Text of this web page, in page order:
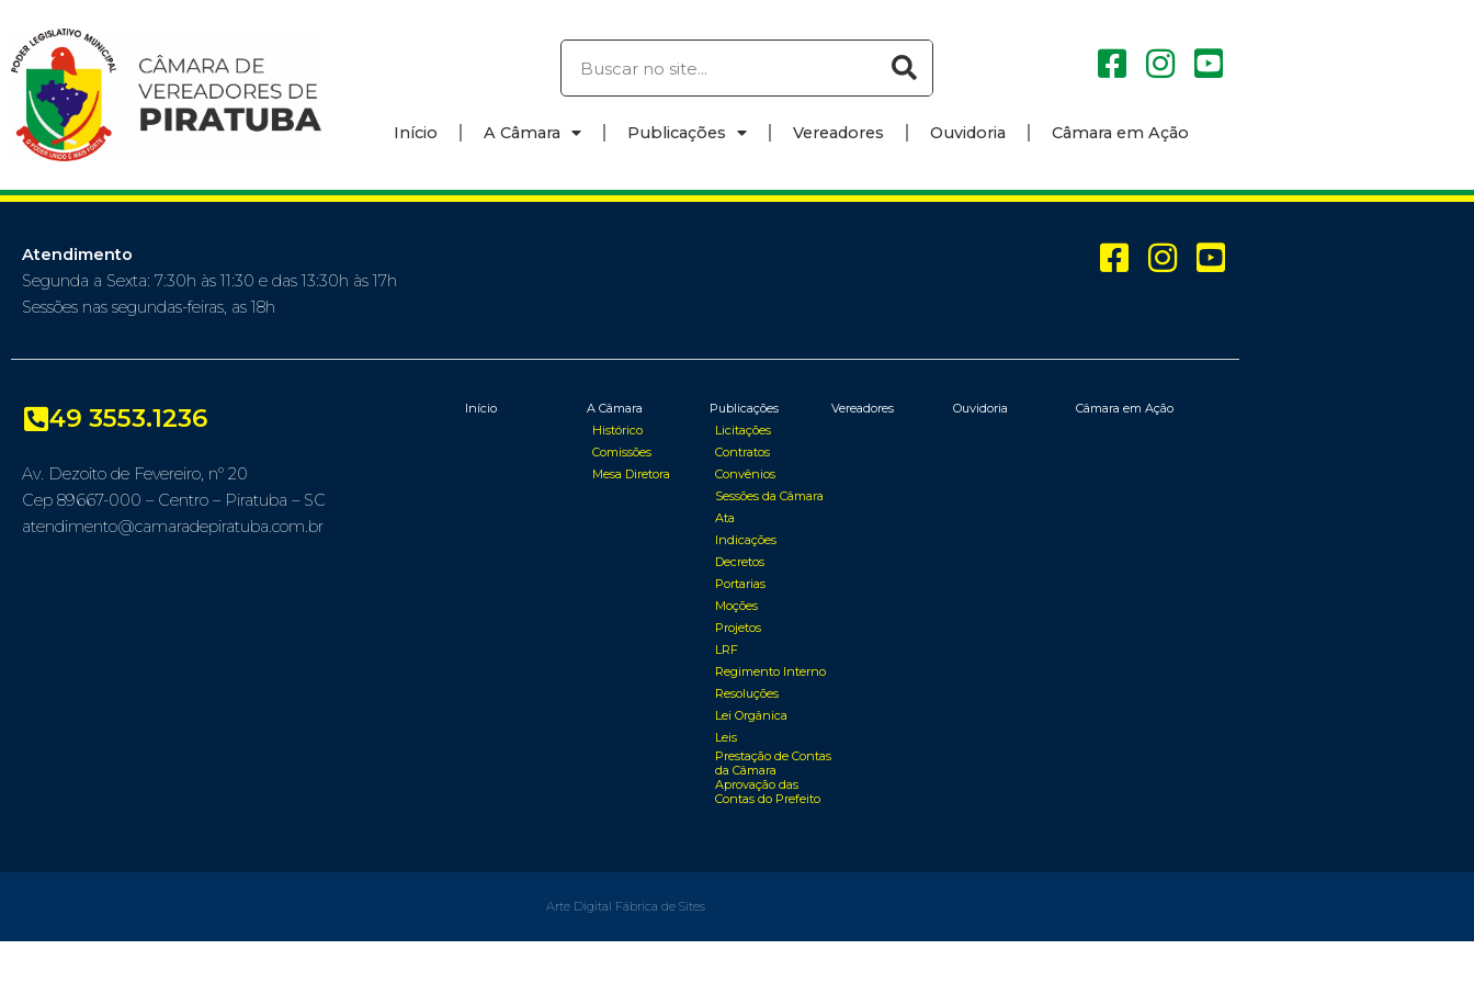
Início A Câmara Publicações Vereadores Ouvidoria Câmara em Ação
Atendimento
Segunda a Sexta: 7:30h às 11:30 e das 13:30h às 17h
Sessões nas segundas-feiras, as 18h
49 3553.1236
Av. Dezoito de Fevereiro, nº 20
Cep 89667-000 – Centro – Piratuba – SC
atendimento@camaradepiratuba.com.br
Início
A Câmara
Histórico
Comissões
Mesa Diretora
Publicações
Licitações
Contratos
Convênios
Sessões da Câmara
Ata
Indicações
Decretos
Portarias
Moções
Projetos
LRF
Regimento Interno
Resoluções
Lei Orgânica
Leis
Prestação de Contas
da Câmara
Aprovação das
Contas do Prefeito
Vereadores Ouvidoria Câmara em Ação
Arte Digital Fábrica de Sites